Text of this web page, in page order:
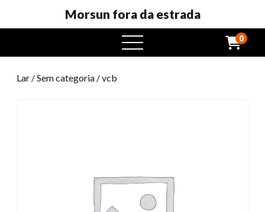
Morsun fora da estrada
Abrir
menu
0
Lar /Sem categoria / vcb